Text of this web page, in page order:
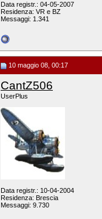
Data registr.: 04-05-2007
Residenza: VR e BZ
Messaggi: 1.341
10 maggio 08, 00:17
CantZ506
UserPlus
Data registr.: 10-04-2004
Residenza: Brescia
Messaggi: 9.730